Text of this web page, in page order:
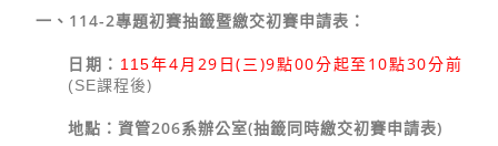
一、 114-2專題初賽抽籤暨繳交初賽申請表：
日期： 115年4月 29 日(三)9點00分起至 10點30分前
(SE課程後)
地點：資管206系辦公室(抽籤同時繳交初賽申請表)